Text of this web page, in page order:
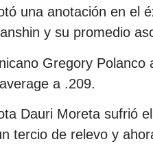
una anotación en el
y su promedio
Gregory Polanco
a .209.
Dauri Moreta sufrió
tercio de relevo y